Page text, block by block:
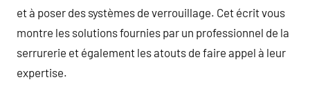
et à poser des systèmes de verrouillage. Cet écrit vous
montre les solutions fournies par un professionnel de la
serrurerie et également les atouts de faire appel à leur
expertise.